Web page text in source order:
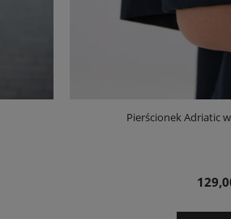
Pierścionek Adriatic